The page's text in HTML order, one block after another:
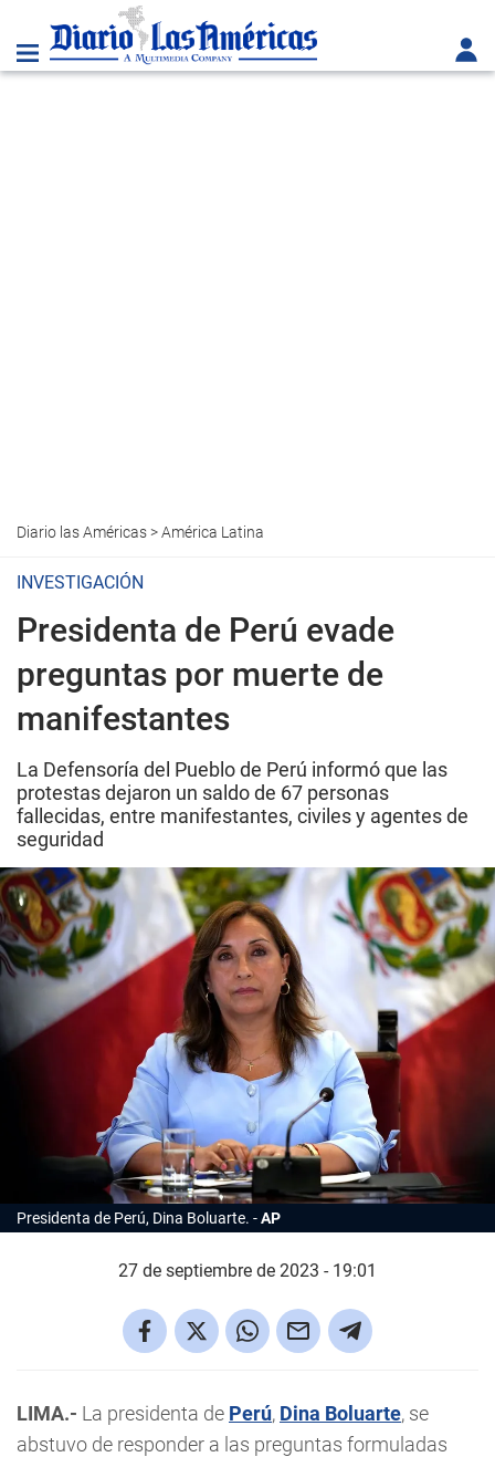
Diario las Américas>América Latina
INVESTIGACIÓN
Presidenta de Perú evade
preguntas por muerte de
manifestantes
La Defensoría del Pueblo de Perú informó que las
protestas dejaron un saldo de 67 personas
fallecidas, entre manifestantes, civiles y agentes de
seguridad
Presidenta de Perú, Dina Boluarte. AP
27 de septiembre de 2023 - 19:01
LIMA.- La presidenta de Perú, Dina Boluarte, se
abstuvo de responder a las preguntas formuladas